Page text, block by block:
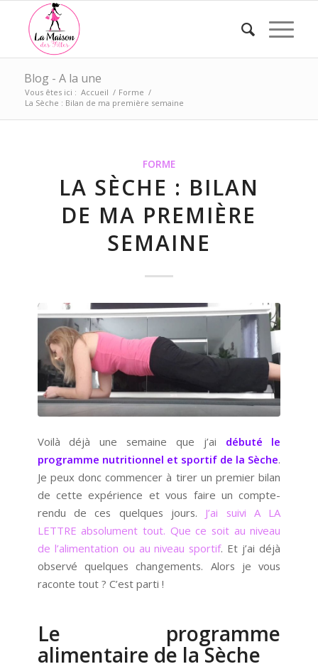
Blog - A la une
Vous êtes ici : Accueil / Forme /
La Sèche : Bilan de ma première semaine
FORME
LA SÈCHE : BILAN
DE MA PREMIÈRE
SEMAINE
Voilà déjà une semaine que j’ai débuté le
programme nutritionnel et sportif de la Sèche.
Je peux donc commencer à tirer un premier bilan
de cette expérience et vous faire un compte-
rendu de ces quelques jours. J’ai suivi A LA
LETTRE absolument tout. Que ce soit au niveau
de l’alimentation ou au niveau sportif. Et j’ai déjà
observé quelques changements. Alors je vous
raconte tout ? C’est parti !
Le programme
alimentaire de la Sèche